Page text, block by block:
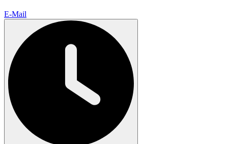
E-Mail